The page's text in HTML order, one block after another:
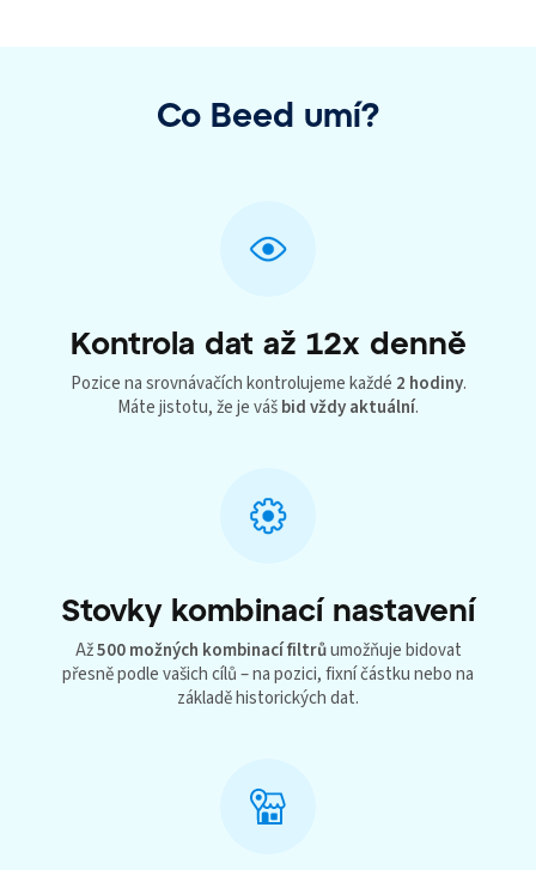
Co Beed umí?
Kontrola dat až 12x denně
Pozice na srovnávačích kontrolujeme každé 2 hodiny.
Máte jistotu, že je vášbid vždy aktuální.
Stovky kombinací nastavení
Až500 možných kombinací filtrůumožňuje bidovat
přesně podle vašich cílů – na pozici, fixní částku nebo na
základě historických dat.